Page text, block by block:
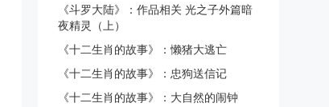
《斗罗大陆》：作品相关 光之子外篇暗
夜精灵（上）
《十二生肖的故事》：懒猪大逃亡
《十二生肖的故事》：忠狗送信记
《十二生肖的故事》：大自然的闹钟